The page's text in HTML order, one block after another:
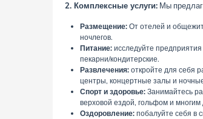
2. Комплексные услуги: Мы
Размещение: От отелей и
ночлегов.
Питание: исследуйте
пекарни/кондитерские.
Развлечения: откройте для себя
центры, концертные залы и
Спорт и здоровье: Занимайтесь
верховой ездой, гольфом и многим
Оздоровление: побалуйте себя в